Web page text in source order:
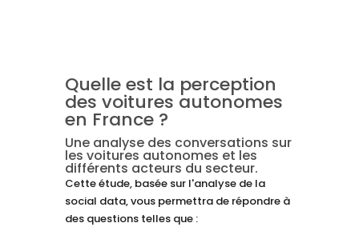
Quelle est la perception
des voitures autonomes
en France ?
Une analyse des conversations sur
les voitures autonomes et les
différents acteurs du secteur.
Cette étude, basée sur l'analyse de la
social data, vous permettra de répondre à
des questions telles que :